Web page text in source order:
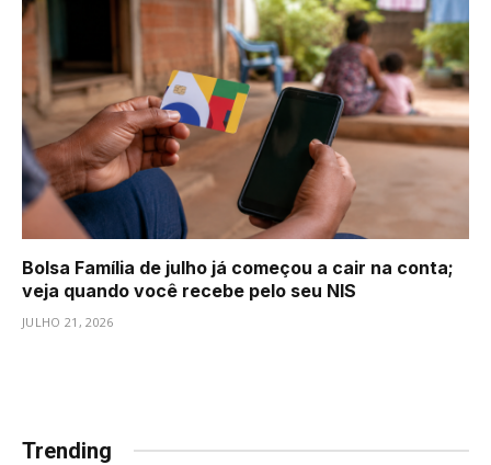
Bolsa Família de julho já começou a cair na conta;
veja quando você recebe pelo seu NIS
JULHO 21, 2026
Trending